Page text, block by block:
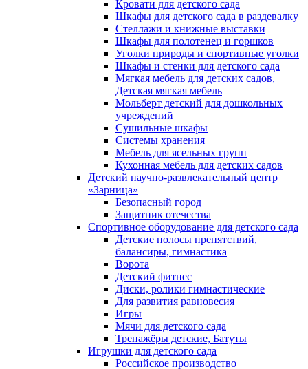
Кровати для детского сада
Шкафы для детского сада в раздевалку
Стеллажи и книжные выставки
Шкафы для полотенец и горшков
Уголки природы и спортивные уголки
Шкафы и стенки для детского сада
Мягкая мебель для детских садов,
Детская мягкая мебель
Мольберт детский для дошкольных
учреждений
Сушильные шкафы
Системы хранения
Мебель для ясельных групп
Кухонная мебель для детских садов
Детский научно-развлекательный центр
«Зарница»
Безопасный город
Защитник отечества
Спортивное оборудование для детского сада
Детские полосы препятствий,
балансиры, гимнастика
Ворота
Детский фитнес
Диски, ролики гимнастические
Для развития равновесия
Игры
Мячи для детского сада
Тренажёры детские, Батуты
Игрушки для детского сада
Российское производство